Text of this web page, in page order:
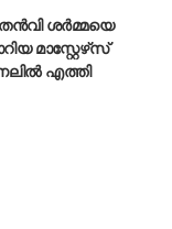
തൻവി ശർമ്മയെ
മാസ്റ്റേഴ്‌സ്
എത്തി